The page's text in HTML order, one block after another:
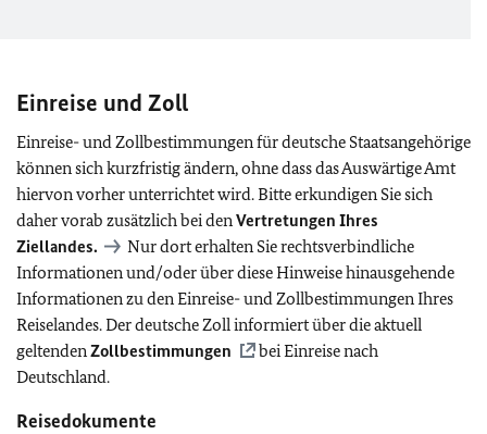
Einreise und Zoll
Einreise- und Zollbestimmungen für deutsche Staatsangehörige
können sich kurzfristig ändern, ohne dass das Auswärtige Amt
hiervon vorher unterrichtet wird. Bitte erkundigen Sie sich
daher vorab zusätzlich bei denVertretungen Ihres
Ziellandes.
Nur dort erhalten Sie rechtsverbindliche
Informationen und/oder über diese Hinweise hinausgehende
Informationen zu den Einreise- und Zollbestimmungen Ihres
Reiselandes. Der deutsche Zoll informiert über die aktuell
geltendenZollbestimmungen
bei Einreise nach
Deutschland.
Reisedokumente